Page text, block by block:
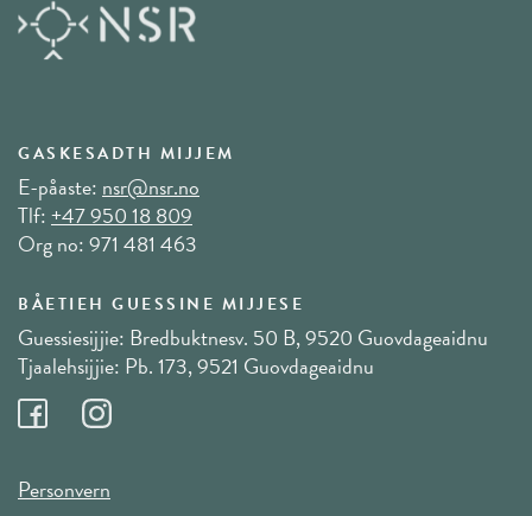
GASKESADTH MIJJEM
E-påaste: nsr@nsr.no
Tlf:+47 950 18 809
Org no: 971 481 463
BÅETIEH GUESSINE MIJJESE
Guessiesijjie: Bredbuktnesv. 50 B, 9520 Guovdageaidnu
Tjaalehsijjie: Pb. 173, 9521 Guovdageaidnu
Personvern